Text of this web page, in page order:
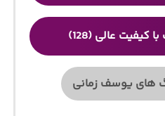
کیفیت عالی (128)
های یوسف زمانی